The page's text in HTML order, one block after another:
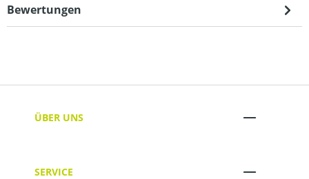
Bewertungen
ÜBER UNS
SERVICE